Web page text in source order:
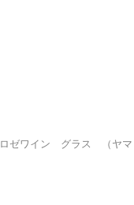
ロゼワイン グラス （ヤマ